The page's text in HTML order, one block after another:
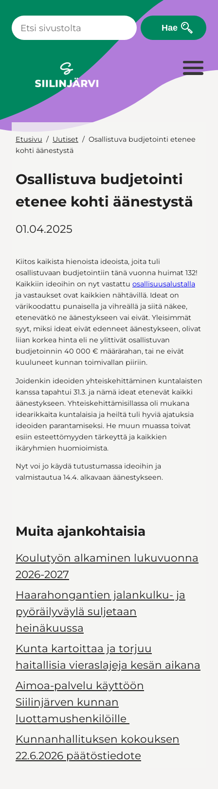
sisältöön
Hae
Etusivu Uutiset
Osallistuva budjetointi etenee
kohti äänestystä
Osallistuva budjetointi
etenee kohti äänestystä
01.04.2025
Kiitos kaikista hienoista ideoista, joita tuli
osallistuvaan budjetointiin tänä vuonna huimat 132!
Kaikkiin ideoihin on nyt vastattu osallisuusalustalla
ja vastaukset ovat kaikkien nähtävillä. Ideat on
värikoodattu punaisella ja vihreällä ja siitä näkee,
etenevätkö ne äänestykseen vai eivät. Yleisimmät
syyt, miksi ideat eivät edenneet äänestykseen, olivat
liian korkea hinta eli ne ylittivät osallistuvan
budjetoinnin 40 000 € määrärahan, tai ne eivät
kuuluneet kunnan toimivallan piiriin.
Joidenkin ideoiden yhteiskehittäminen kuntalaisten
kanssa tapahtui 31.3. ja nämä ideat etenevät kaikki
äänestykseen. Yhteiskehittämisillassa oli mukana
idearikkaita kuntalaisia ja heiltä tuli hyviä ajatuksia
ideoiden parantamiseksi. He muun muassa toivat
esiin esteettömyyden tärkeyttä ja kaikkien
ikäryhmien huomioimista.
Nyt voi jo käydä tutustumassa ideoihin ja
valmistautua 14.4. alkavaan äänestykseen.
Muita ajankohtaisia
Koulutyön alkaminen lukuvuonna
2026-2027
Haarahongantien jalankulku- ja
pyöräilyväylä suljetaan
heinäkuussa
Kunta kartoittaa ja torjuu
haitallisia vieraslajeja kesän aikana
Aimoa-palvelu käyttöön
Siilinjärven kunnan
luottamushenkilöille
Kunnanhallituksen kokouksen
22.6.2026 päätöstiedote